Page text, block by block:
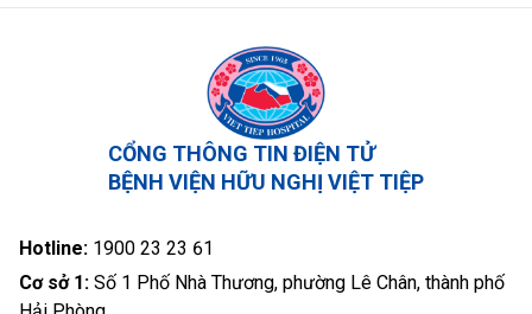
CỔNG THÔNG TIN ĐIỆN TỬ
BỆNH VIỆN HỮU NGHỊ VIỆT TIỆP
Hotline: 1900 23 23 61
Cơ sở 1: Số 1 Phố Nhà Thương, phường Lê Chân, thành phố